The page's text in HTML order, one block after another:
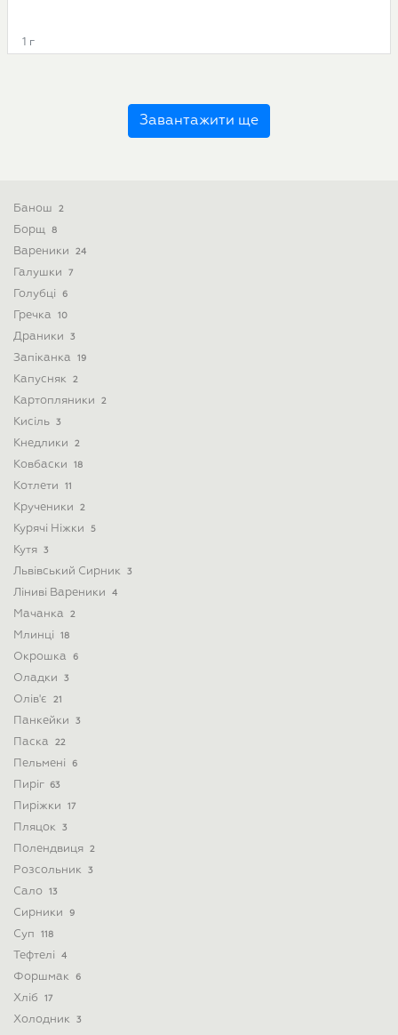
1 г
Завантажити ще
Банош 2
Борщ 8
Вареники 24
Галушки 7
Голубці 6
Гречка 10
Драники 3
Запіканка 19
Капусняк 2
Картопляники 2
Кисіль 3
Кнедлики 2
Ковбаски 18
Котлети 11
Крученики 2
Курячі Ніжки 5
Кутя 3
Львівський Сирник 3
Ліниві Вареники 4
Мачанка 2
Млинці 18
Окрошка 6
Оладки 3
Олів'є 21
Панкейки 3
Паска 22
Пельмені 6
Пиріг 63
Пиріжки 17
Пляцок 3
Полендвиця 2
Розсольник 3
Сало 13
Сирники 9
Суп 118
Тефтелі 4
Форшмак 6
Хліб 17
Холодник 3